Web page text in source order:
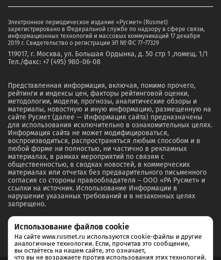
Электронное периодическое издание «Русмет» (Rusmet)
зарегистрировано в Федеральной службе по надзору в сфере связи,
информационных технологий и массовых коммуникаций 17 декабря
2019 г. Свидетельство о регистрации ЭЛ № ФС 77–77329
119017, г. Москва, ул. Большая Ордынка, д. 50 стр 1 ,помещ. 1/1
Тел./факс: +7 (495) 980-06-08
Представленная информация, включая, помимо прочего,
рейтинги и индексы цен, факторы рейтинговой оценки,
методологии, модели, прогнозы, аналитические обзоры и
материалы, новостную и иную информацию, размещенную на
сайте Русмет (далее — Информация сайта) предназначены
для использования исключительно в ознакомительных целях.
Информация сайта не может модифицироваться,
воспроизводиться, распространяться любым способом и в
любой форме ни полностью, ни частично в рекламных
материалах, в рамках мероприятий по связям с
общественностью, в сводках новостей, в коммерческих
материалах или отчетах без предварительного письменного
согласия со стороны правообладателя – ООО «РА Русмет» и
ссылки на источник. Использование Информации в
нарушение указанных требований и в незаконных целях
запрещено.
Использование файлов cookie
На сайте www.rusmet.ru используются cookie-файлы и другие
аналогичные технологии. Если, прочитав это сообщение,
вы остаётесь на нашем сайте, это означает,
что вы не возражаете против использования этих технологий.